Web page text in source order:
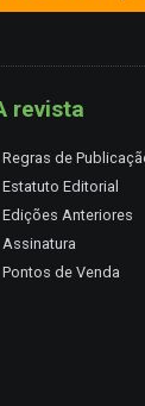
revista
Regras de
Estatuto Editorial
Edições Anteriores
Assinatura
Pontos de Venda